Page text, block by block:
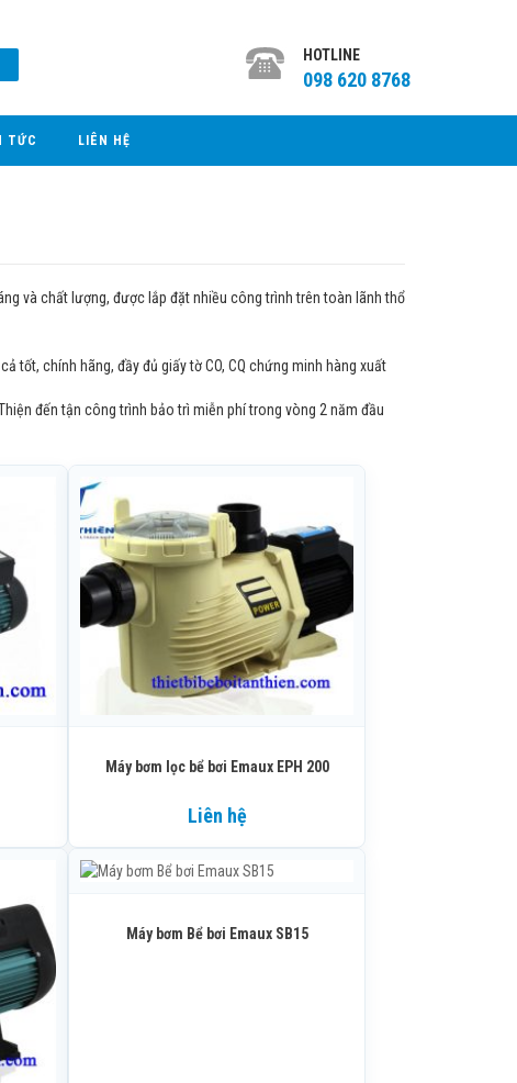
HOTLINE
098 620 8768
TỨC LIÊN HỆ
và chất lượng, được lắp đặt nhiều công trình trên toàn lãnh thổ
tốt, chính hãng, đầy đủ giấy tờ CO, CQ chứng minh hàng xuất
đến tận công trình bảo trì miễn phí trong vòng 2 năm đầu
Máy bơm lọc bể bơi Emaux EPH 200
Liên hệ
Máy bơm Bể bơi Emaux SB15